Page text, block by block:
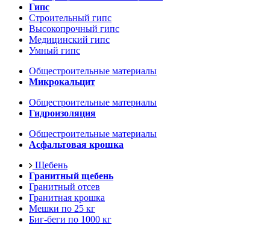
Гипс
Строительный гипс
Высокопрочный гипс
Медицинский гипс
Умный гипс
Общестроительные материалы
Микрокальцит
Общестроительные материалы
Гидроизоляция
Общестроительные материалы
Асфальтовая крошка
Щебень
Гранитный щебень
Гранитный отсев
Гранитная крошка
Мешки по 25 кг
Биг-беги по 1000 кг